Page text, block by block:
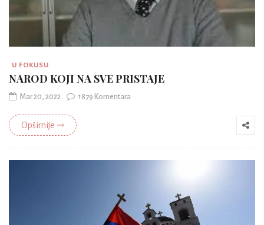
U FOKUSU
NAROD KOJI NA SVE PRISTAJE
Mar 20, 2022 1879 Komentara
Opširnije ⇾